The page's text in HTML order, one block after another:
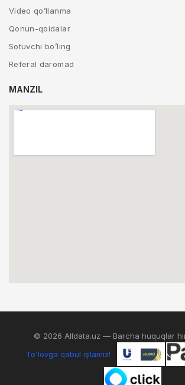
Video qo’llanma
Qonun-qoidalar
Sotuvchi bo’ling
Referal daromad
MANZIL
© 2026 Alldata.uz — Barcha huquqlar
To'lovga qabul qilamiz!